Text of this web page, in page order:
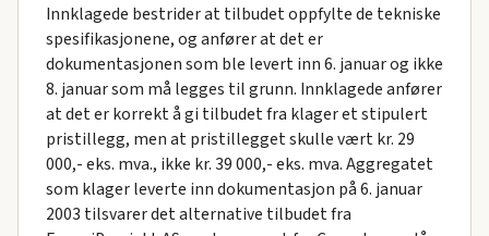
Innklagede bestrider at tilbudet oppfylte de tekniske
spesifikasjonene, og anfører at det er
dokumentasjonen som ble levert inn 6. januar og ikke
8. januar som må legges til grunn. Innklagede anfører
at det er korrekt å gi tilbudet fra klager et stipulert
pristillegg, men at pristillegget skulle vært kr. 29
000,- eks. mva., ikke kr. 39 000,- eks. mva. Aggregatet
som klager leverte inn dokumentasjon på 6. januar
2003 tilsvarer det alternative tilbudet fra